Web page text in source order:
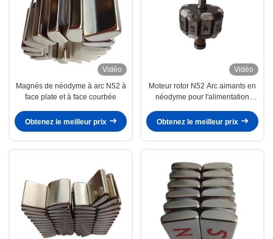
Vidéo
Magnés de néodyme à arc N52 à
face plate et à face courbée
Obtenez le meilleur prix
Vidéo
Moteur rotor N52 Arc aimants en
néodyme pour l'alimentation
Obtenez le meilleur prix